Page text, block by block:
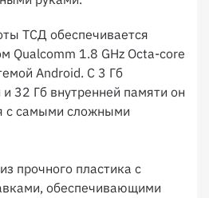
ТСД обеспечивается
Qualcomm 1.8 GHz Octa-core
Android. С 3 Гб
32 Гб внутренней памяти он
с самыми сложными
прочного пластика с
обеспечивающими